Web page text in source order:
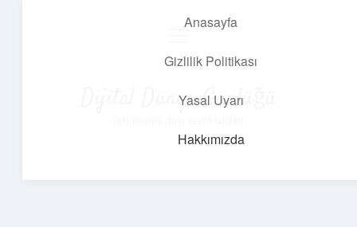
Anasayfa
Gizlilik Politikası
Yasal Uyarı
Hakkımızda
Dijital Dünya Günlüğü